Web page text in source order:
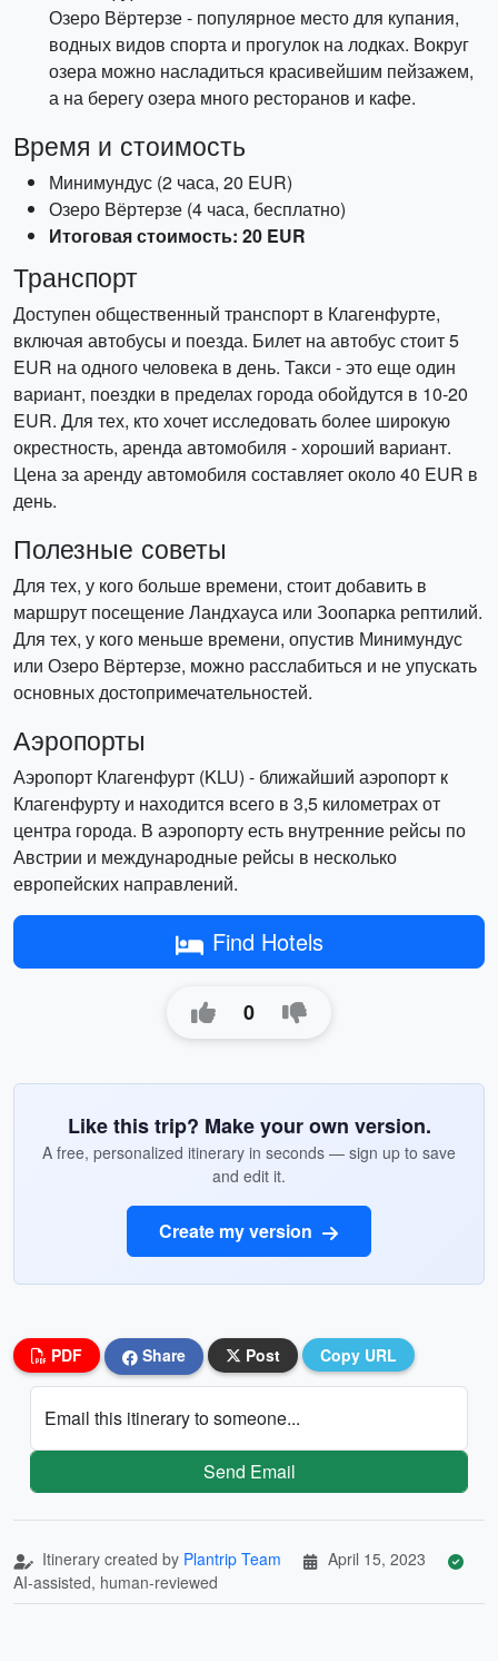
Озеро Вёртерзе - популярное место для купания,
водных видов спорта и прогулок на лодках. Вокруг
озера можно насладиться красивейшим пейзажем,
а на берегу озера много ресторанов и кафе.
Время и стоимость
Минимундус (2 часа, 20 EUR)
Озеро Вёртерзе (4 часа, бесплатно)
Итоговая стоимость: 20 EUR
Транспорт
Доступен общественный транспорт в Клагенфурте,
включая автобусы и поезда. Билет на автобус стоит 5
EUR на одного человека в день. Такси - это еще один
вариант, поездки в пределах города обойдутся в 10-20
EUR. Для тех, кто хочет исследовать более широкую
окрестность, аренда автомобиля - хороший вариант.
Цена за аренду автомобиля составляет около 40 EUR в
день.
Полезные советы
Для тех, у кого больше времени, стоит добавить в
маршрут посещение Ландхауса или Зоопарка рептилий.
Для тех, у кого меньше времени, опустив Минимундус
или Озеро Вёртерзе, можно расслабиться и не упускать
основных достопримечательностей.
Аэропорты
Аэропорт Клагенфурт (KLU) - ближайший аэропорт к
Клагенфурту и находится всего в 3,5 километрах от
центра города. В аэропорту есть внутренние рейсы по
Австрии и международные рейсы в несколько
европейских направлений.
Find Hotels
0
Like this trip? Make your own version.
A free, personalized itinerary in seconds — sign up to save
and edit it.
Create my version
PDF Share Post Copy URL
Email this itinerary to someone...
Send Email
Itinerary created by Plantrip Team
April 15, 2023
AI-assisted, human-reviewed